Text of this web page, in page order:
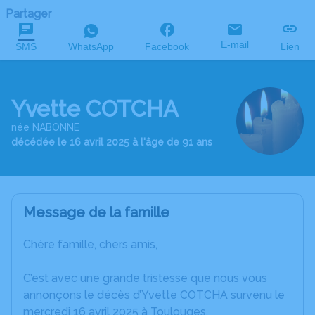
Partager
SMS WhatsApp Facebook E-mail Lien
Yvette COTCHA
née NABONNE
décédée le 16 avril 2025 à l'âge de 91 ans
Message de la famille
Chère famille, chers amis,
C’est avec une grande tristesse que nous vous
annonçons le décès d’Yvette COTCHA survenu le
mercredi 16 avril 2025 à Toulouges.